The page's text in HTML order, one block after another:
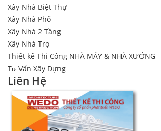
Xây Nhà Biệt Thự
Xây Nhà Phố
Xây Nhà 2 Tầng
Xây Nhà Trọ
Thiết kế Thi Công NHÀ MÁY & NHÀ XƯỞNG
Tư Vấn Xây Dựng
Liên Hệ